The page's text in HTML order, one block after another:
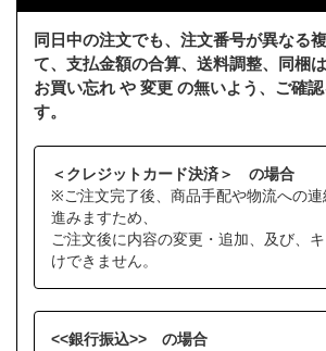
同日中の注文でも、注文番号が異なる
て、支払金額の合算、送料調整、同梱は
お買い忘れ や 変更 の無いよう、ご確
す。
＜クレジットカード決済＞ の場合
※ご注文完了後、商品手配や物流への
進みますため、
ご注文後に内容の変更・追加、及び、
けできません。
<<銀行振込>> の場合